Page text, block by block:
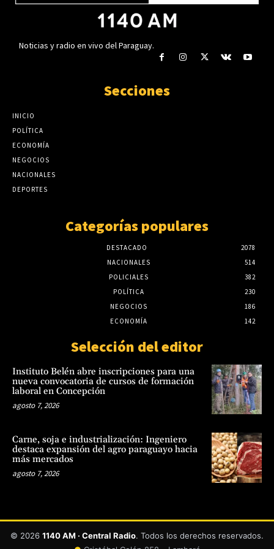
Noticias y radio en vivo del Paraguay.
Secciones
INICIO
POLÍTICA
ECONOMÍA
NEGOCIOS
NACIONALES
DEPORTES
Categorías populares
DESTACADO
2078
NACIONALES
514
POLICIALES
382
POLÍTICA
230
NEGOCIOS
186
ECONOMÍA
142
Selección del editor
Instituto Belén abre inscripciones para una
nueva convocatoria de cursos de formación
laboral en Concepción
agosto 7, 2026
Carne, soja e industrialización: Ingeniero
destaca expansión del agro paraguayo hacia
más mercados
agosto 7, 2026
© 2026 1140 AM · Central Radio. Todos los derechos reservados.